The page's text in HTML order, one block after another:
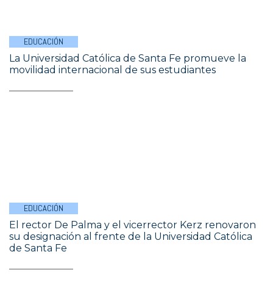
EDUCACIÓN
La Universidad Católica de Santa Fe promueve la
movilidad internacional de sus estudiantes
EDUCACIÓN
El rector De Palma y el vicerrector Kerz renovaron
su designación al frente de la Universidad Católica
de Santa Fe